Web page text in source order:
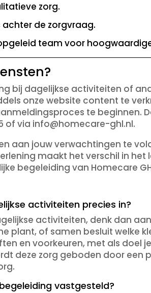
zorg.
achter de zorgvraag.
team voor
bij dagelijkse activiteiten of
onze website content te
te beginnen.
of via info@homecare-ghl.nl.
aan jouw verwachtingen te
maakt het verschil in het
begeleiding van Homecare
activiteiten precies in?
activiteiten, denk dan
plant, of samen besluit welke
en voorkeuren, met als doel
deze zorg geboden door
vastgesteld?